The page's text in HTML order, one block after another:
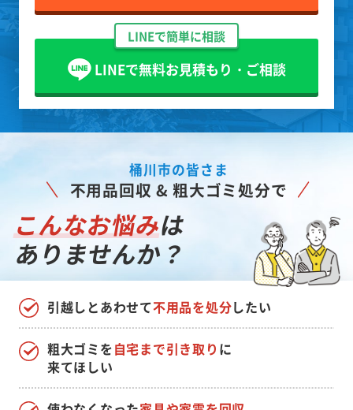
LINEで簡単に相談
LINEで無料お見積もり・ご相談
桶川市の皆さま
不用品回収 & 粗大ゴミ処分で
こんなお悩みは
ありませんか？
引越しとあわせて不用品を処分したい
粗大ゴミを自宅まで引き取り に
来てほしい